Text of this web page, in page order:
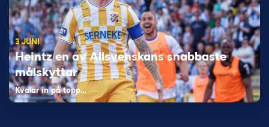
3 JUNI
Heintz en av Allsvenskans snabbaste
målskyttar
Kvalar in på topp…